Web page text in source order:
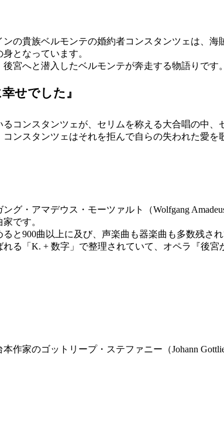
の貴族ベルモンテの婚約者コンスタンツェは、海
となっています。
宮へと潜入したベルモンテが奔走する物語りです。
せでした』
コンスタンツェが、セリムを称える大合唱の中、
ンスタンツェはそれを拒んで自らの失われた愛を
・アマデウス・モーツァルト（Wolfgang Amadeus
です。
と900曲以上に及び、声楽曲も器楽曲も多数残され
る「K. + 数字」で整理されていて、オペラ『後宮
家のゴットリープ・ステファニー（Johann Gottlieb